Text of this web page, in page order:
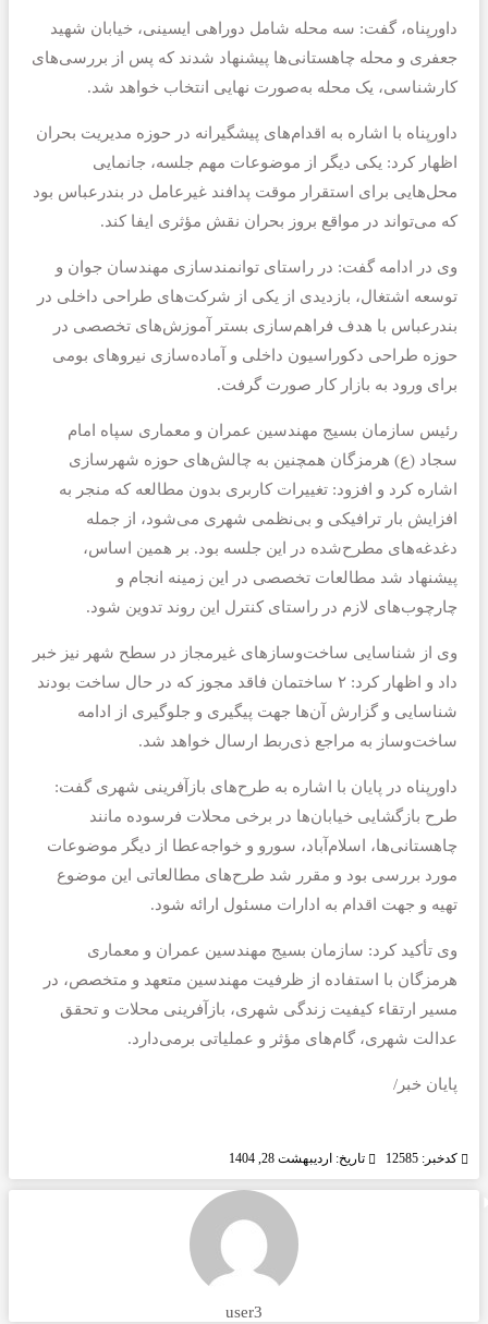
داورپناه، گفت: سه محله شامل دوراهی ایسینی، خیابان شهید
جعفری و محله چاهستانی‌ها پیشنهاد شدند که پس از بررسی‌های
کارشناسی، یک محله به‌صورت نهایی انتخاب خواهد شد.
داورپناه با اشاره به اقدام‌های پیشگیرانه در حوزه مدیریت بحران
اظهار کرد: یکی دیگر از موضوعات مهم جلسه، جانمایی
محل‌هایی برای استقرار موقت پدافند غیرعامل در بندرعباس بود
که می‌تواند در مواقع بروز بحران نقش مؤثری ایفا کند.
وی در ادامه گفت: در راستای توانمندسازی مهندسان جوان و
توسعه اشتغال، بازدیدی از یکی از شرکت‌های طراحی داخلی در
بندرعباس با هدف فراهم‌سازی بستر آموزش‌های تخصصی در
حوزه طراحی دکوراسیون داخلی و آماده‌سازی نیروهای بومی
برای ورود به بازار کار صورت گرفت.
رئیس سازمان بسیج مهندسین عمران و معماری سپاه امام
سجاد (ع) هرمزگان همچنین به چالش‌های حوزه شهرسازی
اشاره کرد و افزود: تغییرات کاربری بدون مطالعه که منجر به
افزایش بار ترافیکی و بی‌نظمی شهری می‌شود، از جمله
دغدغه‌های مطرح‌شده در این جلسه بود. بر همین اساس،
پیشنهاد شد مطالعات تخصصی در این زمینه انجام و
چارچوب‌های لازم در راستای کنترل این روند تدوین شود.
وی از شناسایی ساخت‌وسازهای غیرمجاز در سطح شهر نیز خبر
داد و اظهار کرد: ۲ ساختمان فاقد مجوز که در حال ساخت بودند
شناسایی و گزارش آن‌ها جهت پیگیری و جلوگیری از ادامه
ساخت‌وساز به مراجع ذی‌ربط ارسال خواهد شد.
داورپناه در پایان با اشاره به طرح‌های بازآفرینی شهری گفت:
طرح بازگشایی خیابان‌ها در برخی محلات فرسوده مانند
چاهستانی‌ها، اسلام‌آباد، سورو و خواجه‌عطا از دیگر موضوعات
مورد بررسی بود و مقرر شد طرح‌های مطالعاتی این موضوع
تهیه و جهت اقدام به ادارات مسئول ارائه شود.
وی تأکید کرد: سازمان بسیج مهندسین عمران و معماری
هرمزگان با استفاده از ظرفیت مهندسین متعهد و متخصص، در
مسیر ارتقاء کیفیت زندگی شهری، بازآفرینی محلات و تحقق
عدالت شهری، گام‌های مؤثر و عملیاتی برمی‌دارد.
پایان خبر/
کدخبر: 12585 تاریخ: اردیبهشت 28, 1404
user3